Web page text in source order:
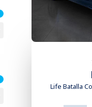
Life Batalla